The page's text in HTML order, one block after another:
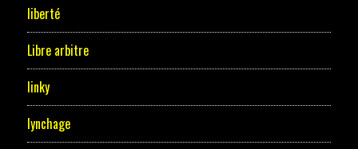
liberté
Libre arbitre
linky
lynchage